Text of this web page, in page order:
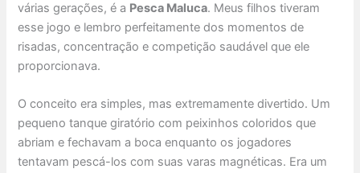
várias gerações, é a Pesca Maluca. Meus filhos tiveram
esse jogo e lembro perfeitamente dos momentos de
risadas, concentração e competição saudável que ele
proporcionava.
O conceito era simples, mas extremamente divertido. Um
pequeno tanque giratório com peixinhos coloridos que
abriam e fechavam a boca enquanto os jogadores
tentavam pescá-los com suas varas magnéticas. Era um